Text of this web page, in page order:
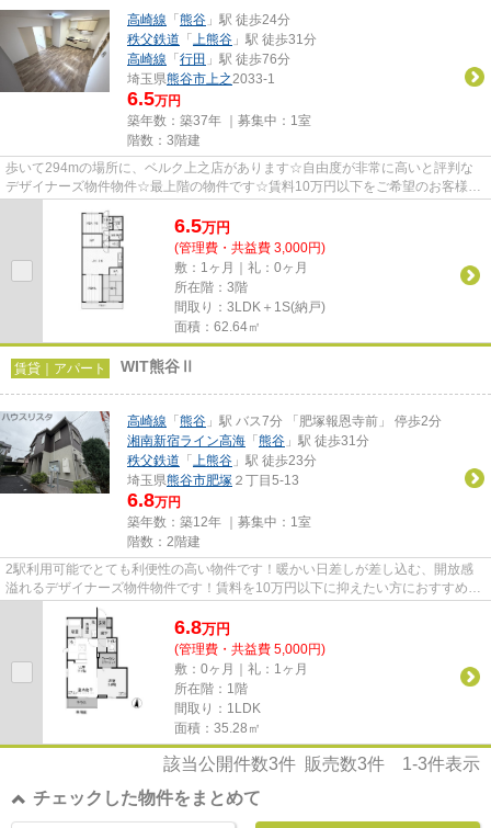
高崎線 「 熊谷 」駅 徒歩24分
秩父鉄道 「 上熊谷 」駅 徒歩31分
高崎線 「 行田 」駅 徒歩76分
埼玉県熊谷市上之2033-1
6.5万円
築年数：築37年 ｜募集中： 1室
階数：3階建
歩いて294mの場所に、ベルク上之店があります☆自由度が非常に高いと評判な
デザイナーズ物件物件☆最上階の物件です☆賃料10万円以下をご希望のお客様、
6.5万円
(管理費・共益費 3,000円)
敷：1ヶ月｜礼：0ヶ月
所在階：3階
間取り：3LDK＋1S(納戸)
面積：62.64㎡
賃貸｜アパート WIT熊谷Ⅱ
高崎線 「 熊谷 」駅 バス7分 「肥塚報恩寺前」 停歩2分
湘南新宿ライン高海 「 熊谷 」駅 徒歩31分
秩父鉄道 「 上熊谷 」駅 徒歩23分
埼玉県熊谷市肥塚 ２丁目5-13
6.8万円
築年数：築12年 ｜募集中： 1室
階数：2階建
2駅利用可能でとても利便性の高い物件です！暖かい日差しが差し込む、開放感
溢れるデザイナーズ物件物件です！賃料を10万円以下に抑えたい方におすすめで
す！「WIT熊谷Ⅱ」の物件情報を...
6.8万円
(管理費・共益費 5,000円)
敷：0ヶ月｜礼：1ヶ月
所在階：1階
間取り：1LDK
面積：35.28㎡
該当公開件数3件 販売数3件 1-3件表示
チェックした物件をまとめて